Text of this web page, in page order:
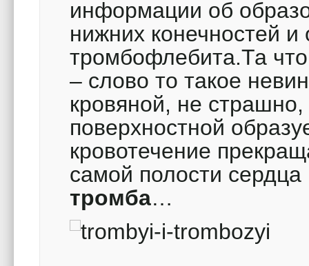
информации об
нижних конечностей и
тромбофлебита.Та
– слово то такое
кровяной, не
поверхностной
кровотечение
самой полости
тромба…